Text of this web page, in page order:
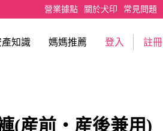
營業據點 關於犬印 常見問題
產知識 媽媽推薦 登入 註冊
(産前・産後兼用)